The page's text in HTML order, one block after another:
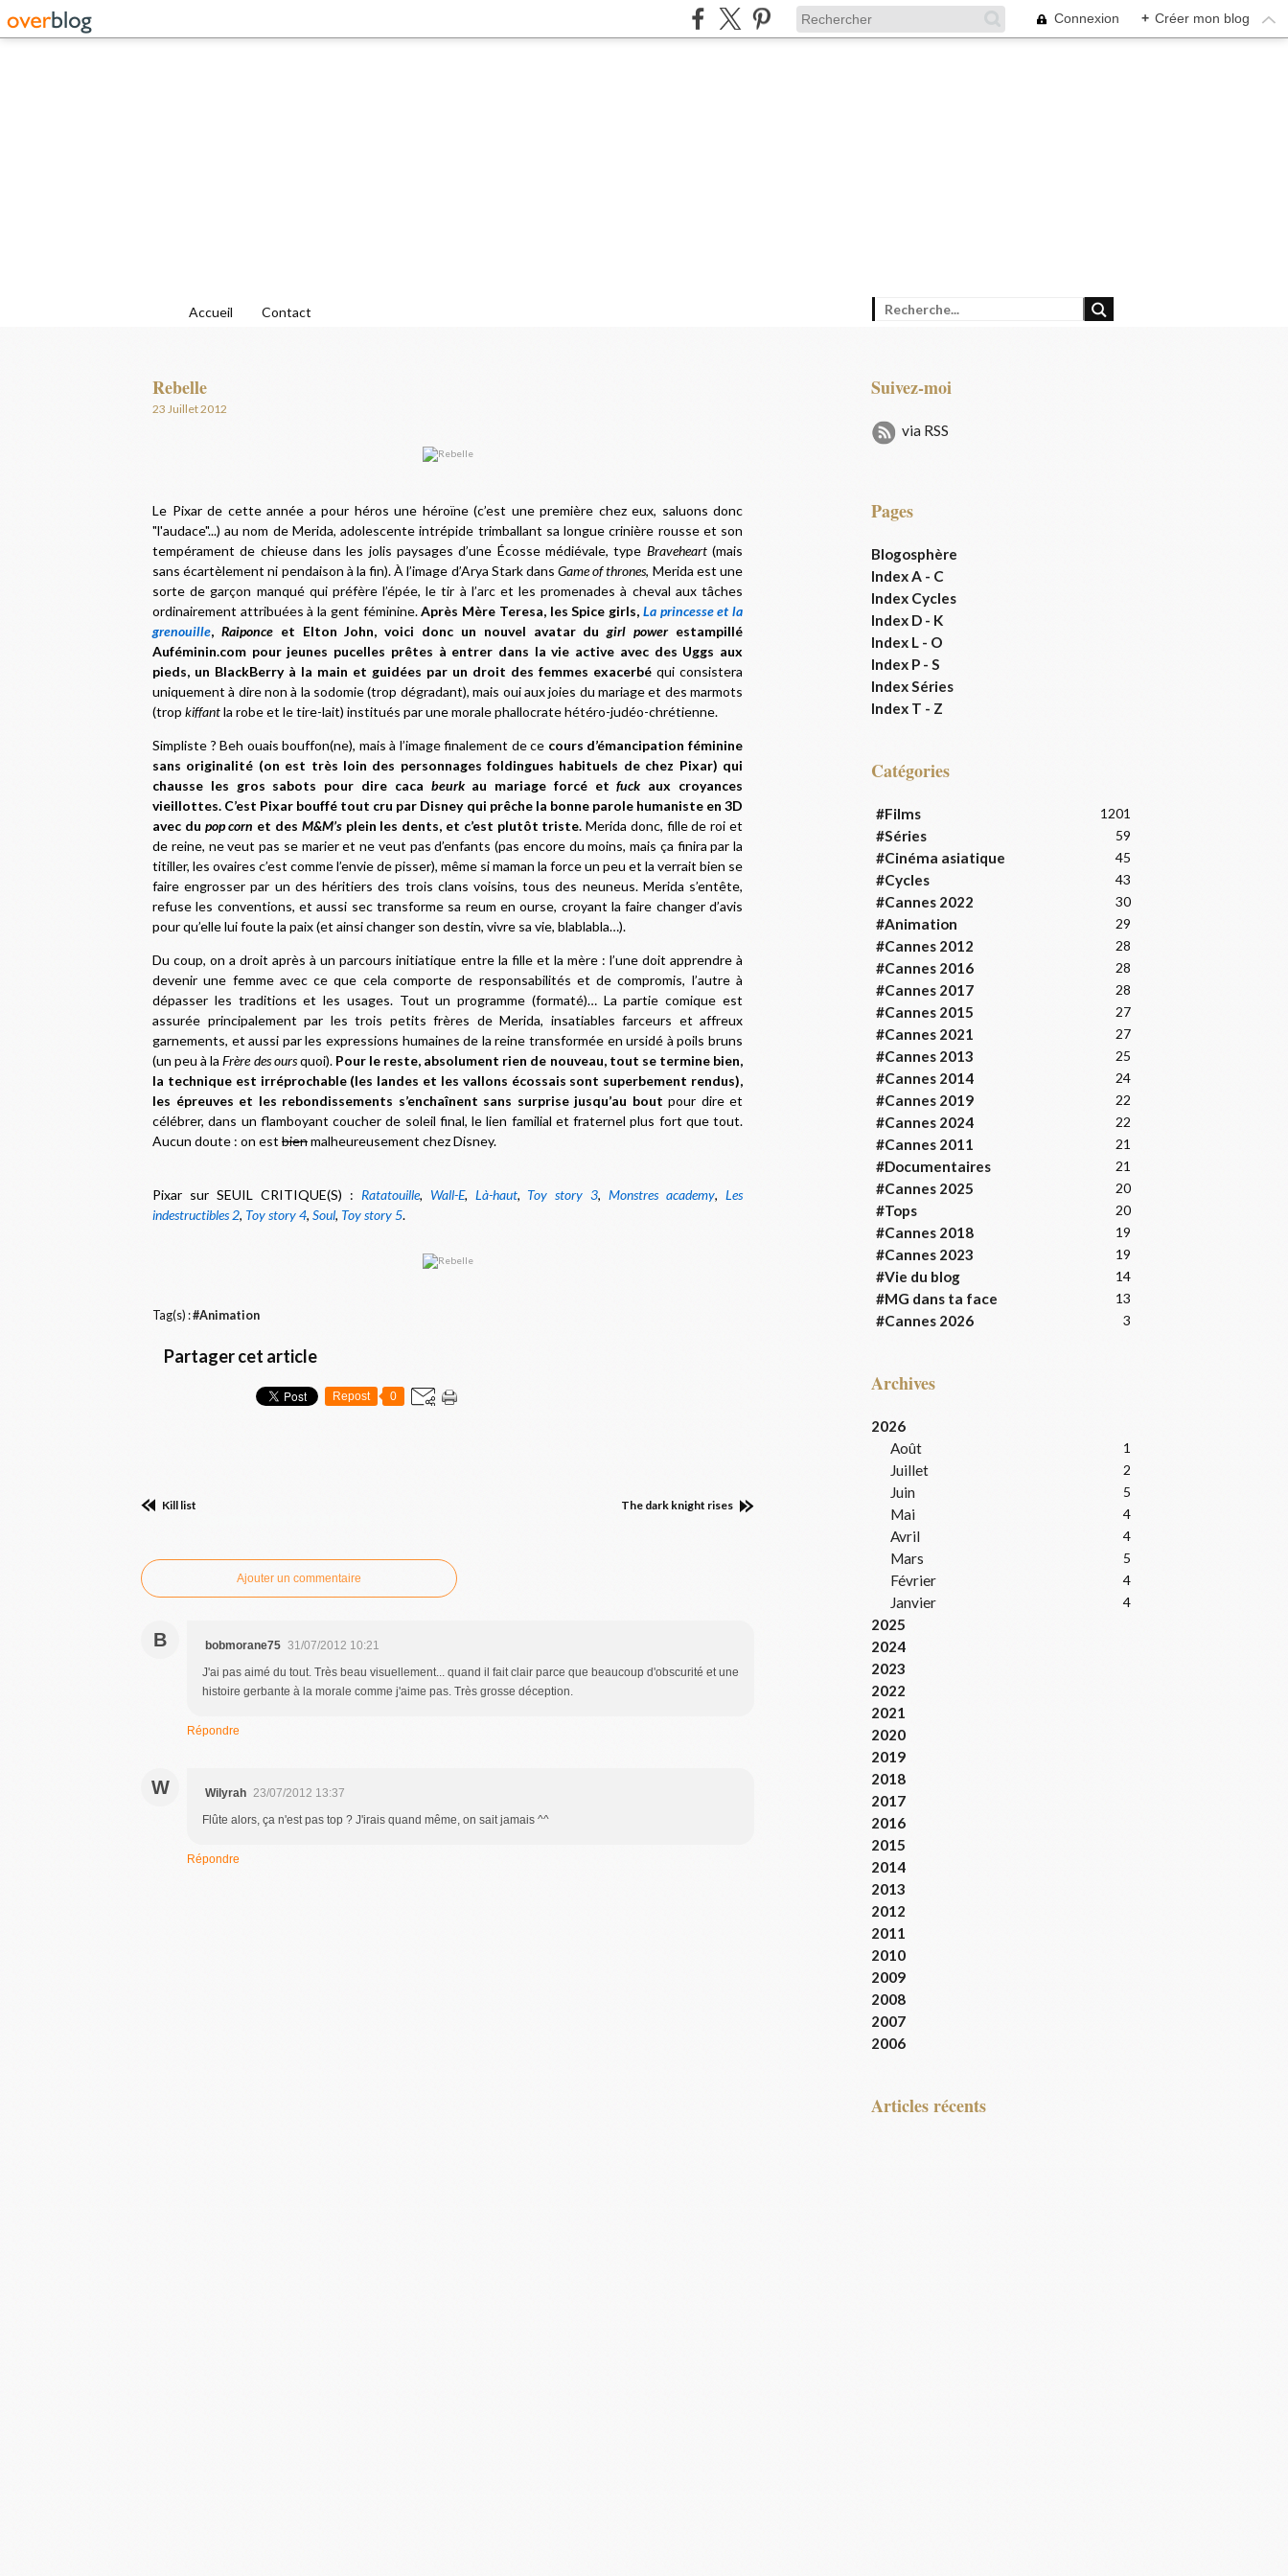
Connexion + Créer mon blog
Accueil Contact
Rebelle
23 Juillet 2012
Le Pixar de cette année a pour héros une héroïne (c’est une première chez eux, saluons donc
"l'audace"...) au nom de Merida, adolescente intrépide trimballant sa longue crinière rousse et son
tempérament de chieuse dans les jolis paysages d’une Écosse médiévale, type Braveheart(mais
sans écartèlement ni pendaison à la fin). À l’image d’Arya Stark dansGame of thrones, Merida est une
sorte de garçon manqué qui préfère l’épée, le tir à l’arc et les promenades à cheval aux tâches
ordinairement attribuées à la gent féminine.Après Mère Teresa, les Spice girls, La princesse et la
grenouille, Raiponceet Elton John, voici donc un nouvel avatar dugirl powerestampillé
Auféminin.com pour jeunes pucelles prêtes à entrer dans la vie active avec des Uggs aux
pieds, un BlackBerry à la main et guidées par un droit des femmes exacerbé qui consistera
uniquement à dire non à la sodomie (trop dégradant), mais oui aux joies du mariage et des marmots
(trop kiffantla robe et le tire-lait) institués par une morale phallocrate hétéro-judéo-chrétienne.
Simpliste ? Beh ouais bouffon(ne), mais à l’image finalement de ce cours d’émancipation féminine
sans originalité (on est très loin des personnages foldingues habituels de chez Pixar) qui
chausse les gros sabots pour dire caca beurkau mariage forcé etfuck aux croyances
vieillottes. C’est Pixar bouffé tout cru par Disney qui prêche la bonne parole humaniste en 3D
avec du pop corn et des M&M’splein les dents, et c’est plutôt triste. Merida donc, fille de roi et
de reine, ne veut pas se marier et ne veut pas d’enfants (pas encore du moins, mais ça finira par la
titiller, les ovaires c’est comme l’envie de pisser), même si maman la force un peu et la verrait bien se
faire engrosser par un des héritiers des trois clans voisins, tous des neuneus. Merida s’entête,
refuse les conventions, et aussi sec transforme sa reum en ourse, croyant la faire changer d’avis
pour qu’elle lui foute la paix (et ainsi changer son destin, vivre sa vie, blablabla…).
Du coup, on a droit après à un parcours initiatique entre la fille et la mère : l’une doit apprendre à
devenir une femme avec ce que cela comporte de responsabilités et de compromis, l’autre à
dépasser les traditions et les usages. Tout un programme (formaté)… La partie comique est
assurée principalement par les trois petits frères de Merida, insatiables farceurs et affreux
garnements, et aussi par les expressions humaines de la reine transformée en ursidé à poils bruns
(un peu à laFrère des oursquoi). Pour le reste, absolument rien de nouveau, tout se termine bien,
la technique est irréprochable (les landes et les vallons écossais sont superbement rendus),
les épreuves et les rebondissements s’enchaînent sans surprise jusqu’au bout pour dire et
célébrer, dans un flamboyant coucher de soleil final, le lien familial et fraternel plus fort que tout.
Aucun doute : on est bienmalheureusement chez Disney.
Pixar sur SEUIL CRITIQUE(S) : Ratatouille, Wall-E, Là-haut, Toy story 3, Monstres academy, Les
indestructibles 2, Toy story 4, Soul, Toy story 5.
Tag(s) :#Animation
Partager cet article
Repost 0
Kill list The dark knight rises
Ajouter un commentaire
B bobmorane75 31/07/2012 10:21
J'ai pas aimé du tout. Très beau visuellement... quand il fait clair parce que beaucoup d'obscurité et une
histoire gerbante à la morale comme j'aime pas. Très grosse déception.
Répondre
W Wilyrah 23/07/2012 13:37
Flûte alors, ça n'est pas top ? J'irais quand même, on sait jamais ^^
Répondre
Suivez-moi
via RSS
Pages
Blogosphère
Index A - C
Index Cycles
Index D - K
Index L - O
Index P - S
Index Séries
Index T - Z
Catégories
#Films 1201
#Séries 59
#Cinéma asiatique 45
#Cycles 43
#Cannes 2022 30
#Animation 29
#Cannes 2012 28
#Cannes 2016 28
#Cannes 2017 28
#Cannes 2015 27
#Cannes 2021 27
#Cannes 2013 25
#Cannes 2014 24
#Cannes 2019 22
#Cannes 2024 22
#Cannes 2011 21
#Documentaires 21
#Cannes 2025 20
#Tops 20
#Cannes 2018 19
#Cannes 2023 19
#Vie du blog 14
#MG dans ta face 13
#Cannes 2026 3
Archives
2026
Août
1
Juillet 2
Juin 5
Mai 4
Avril 4
Mars 5
Février 4
Janvier 4
2025
2024
2023
2022
2021
2020
2019
2018
2017
2016
2015
2014
2013
2012
2011
2010
2009
2008
2007
2006
articles récents